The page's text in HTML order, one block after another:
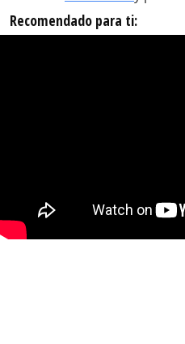
Recomendado para ti: